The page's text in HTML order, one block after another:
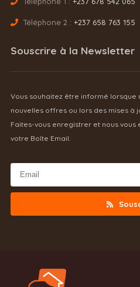
Téléphone 2 : +237 658 763 155
Souscrire à la Newsletter
Vous souhaitez être informé lorsque
nouvelles offres ou lors des mises à
Faites-vous enregistrer et nous
votre Boîte Email.